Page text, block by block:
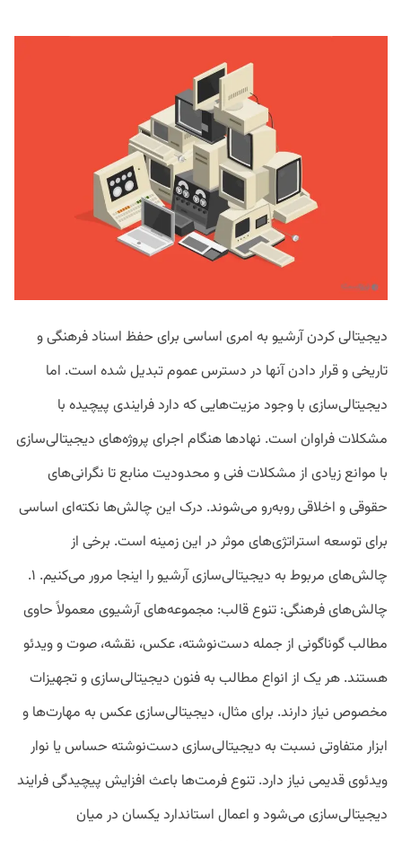
دیجیتالی کردن آرشیو به امری اساسی برای حفظ اسناد فرهنگی و
تاریخی و قرار دادن آنها در دسترس عموم تبدیل شده است. اما
دیجیتالی‌سازی با وجود مزیت‌هایی که دارد فرایندی پیچیده با
مشکلات فراوان است. نهادها هنگام اجرای پروژه‌های دیجیتالی‌سازی
با موانع زیادی از مشکلات فنی و محدودیت منابع تا نگرانی‌های
حقوقی و اخلاقی روبه‌رو می‌شوند. درک این چالش‌ها نکته‌ای اساسی
برای توسعه استراتژی‌های موثر در این زمینه است. برخی از
چالش‌های مربوط به دیجیتالی‌سازی آرشیو را اینجا مرور می‌کنیم. ۱.
چالش‌های فرهنگی: تنوع قالب: مجموعه‌های آرشیوی معمولاً حاوی
مطالب گوناگونی از جمله دست‌نوشته، عکس، نقشه، صوت و ویدئو
هستند. هر یک از انواع مطالب به فنون دیجیتالی‌سازی و تجهیزات
مخصوص نیاز دارند. برای مثال، دیجیتالی‌سازی عکس به مهارت‌ها و
ابزار متفاوتی نسبت به دیجیتالی‌سازی دست‌نوشته حساس یا نوار
ویدئوی قدیمی نیاز دارد. تنوع فرمت‌ها باعث افزایش پیچیدگی فرایند
دیجیتالی‌سازی می‌شود و اعمال استاندارد یکسان در میان